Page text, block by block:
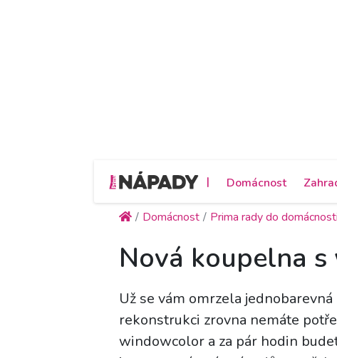
| Domácnost
Domácnost Prima rady do domácnosti
Nová koupelna
Už se vám omrzela
rekonstrukci zrovna nemáte
windowcolor a za pár hodin